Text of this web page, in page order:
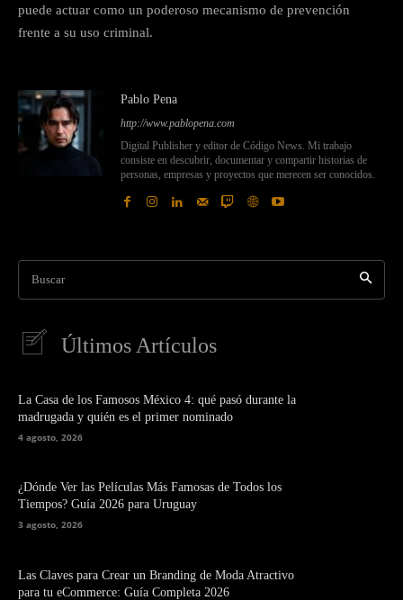
puede actuar como un poderoso mecanismo de prevención
frente a su uso criminal.
Pablo Pena
http://www.pablopena.com
Digital Publisher y editor de Código News. Mi trabajo
consiste en descubrir, documentar y compartir historias de
personas, empresas y proyectos que merecen ser conocidos.
Buscar
Últimos Artículos
La Casa de los Famosos México 4: qué pasó durante la
madrugada y quién es el primer nominado
4 agosto, 2026
¿Dónde Ver las Películas Más Famosas de Todos los
Tiempos? Guía 2026 para Uruguay
3 agosto, 2026
Las Claves para Crear un Branding de Moda Atractivo
para tu eCommerce: Guía Completa 2026